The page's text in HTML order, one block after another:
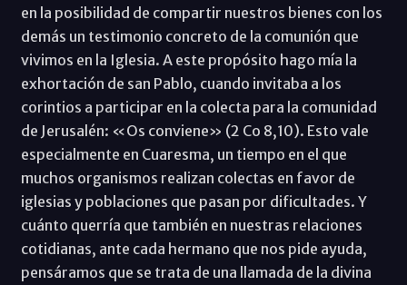
en la posibilidad de compartir nuestros bienes con los
demás un testimonio concreto de la comunión que
vivimos en la Iglesia. A este propósito hago mía la
exhortación de san Pablo, cuando invitaba a los
corintios a participar en la colecta para la comunidad
de Jerusalén: «Os conviene» (2 Co 8,10). Esto vale
especialmente en Cuaresma, un tiempo en el que
muchos organismos realizan colectas en favor de
iglesias y poblaciones que pasan por dificultades. Y
cuánto querría que también en nuestras relaciones
cotidianas, ante cada hermano que nos pide ayuda,
pensáramos que se trata de una llamada de la divina